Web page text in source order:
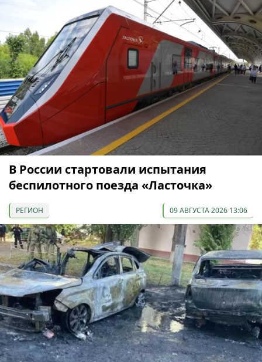
В России стартовали испытания
беспилотного поезда «Ласточка»
РЕГИОН 09 АВГУСТА 2026 13:06